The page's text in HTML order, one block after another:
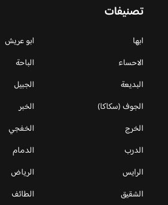
تصنيفات
ابها
ابو عريش
الاحساء
الباحة
البديعة
الجبيل
الجوف (سكاكا)
الخبر
الخرج
الخفجي
الدرب
الدمام
الرايس
الرياض
الشقيق
الطائف